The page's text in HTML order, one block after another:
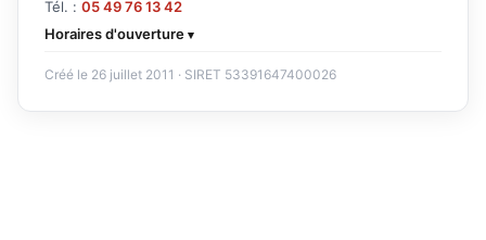
Tél. : 05 49 76 13 42
Horaires d'ouverture
Créé le 26 juillet 2011 · SIRET 53391647400026